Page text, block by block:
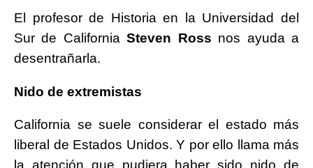
El profesor de Historia en la Universidad del
Sur de CaliforniaSteven Ross nos ayuda a
desentrañarla.
Nido de extremistas
California se suele considerar el estado más
liberal de Estados Unidos. Y por ello llama más
la atención que pudiera haber sido nido de